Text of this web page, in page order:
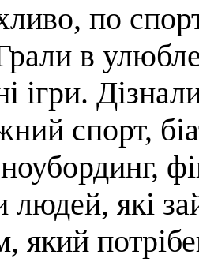
по
в
ігри.
спорт,
людей, які
який